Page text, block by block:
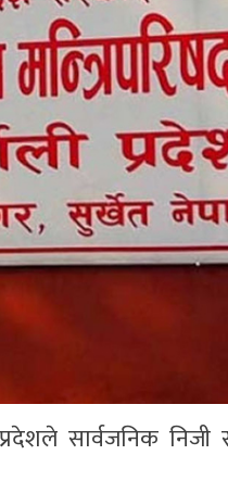
सार्वजनिक निजी